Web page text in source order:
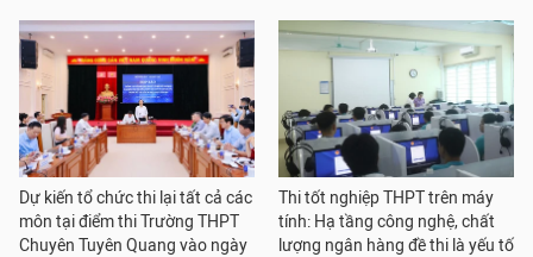
Dự kiến tổ chức thi lại tất cả các
môn tại điểm thi Trường THPT
Chuyên Tuyên Quang vào ngày
Thi tốt nghiệp THPT trên máy
tính: Hạ tầng công nghệ, chất
lượng ngân hàng đề thi là yếu tố